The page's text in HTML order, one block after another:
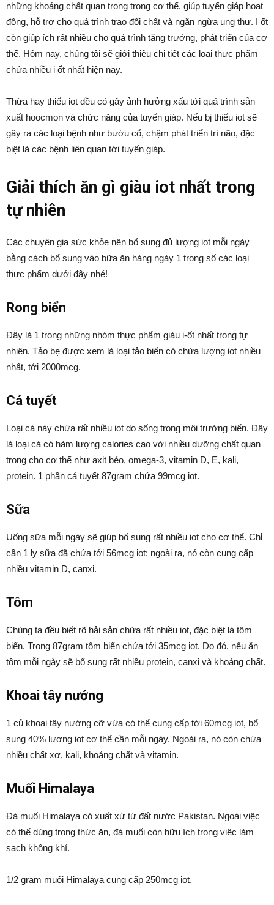
những khoáng chất quan trọng trong cơ thể, giúp tuyến giáp hoạt
động, hỗ trợ cho quá trình trao đổi chất và ngăn ngừa ung thư. I ốt
còn giúp ích rất nhiều cho quá trình tăng trưởng, phát triển của cơ
thể. Hôm nay, chúng tôi sẽ giới thiệu chi tiết các loại thực phẩm
chứa nhiều i ốt nhất hiện nay.
Thừa hay thiếu iot đều có gây ảnh hưởng xấu tới quá trình sản
xuất hoocmon và chức năng của tuyến giáp. Nếu bị thiếu iot sẽ
gây ra các loại bệnh như bướu cổ, chậm phát triển trí não, đặc
biệt là các bệnh liên quan tới tuyến giáp.
Giải thích ăn gì giàu iot nhất trong
tự nhiên
Các chuyên gia sức khỏe nên bổ sung đủ lượng iot mỗi ngày
bằng cách bổ sung vào bữa ăn hàng ngày 1 trong số các loại
thực phẩm dưới đây nhé!
Rong biển
Đây là 1 trong những nhóm thực phẩm giàu i-ốt nhất trong tự
nhiên. Tảo bẹ được xem là loại tảo biển có chứa lượng iot nhiều
nhất, tới 2000mcg.
Cá tuyết
Loại cá này chứa rất nhiều iot do sống trong môi trường biển. Đây
là loại cá có hàm lượng calories cao với nhiều dưỡng chất quan
trọng cho cơ thể như axit béo, omega-3, vitamin D, E, kali,
protein. 1 phần cá tuyết 87gram chứa 99mcg iot.
Sữa
Uống sữa mỗi ngày sẽ giúp bổ sung rất nhiều iot cho cơ thể. Chỉ
cần 1 ly sữa đã chứa tới 56mcg iot; ngoài ra, nó còn cung cấp
nhiều vitamin D, canxi.
Tôm
Chúng ta đều biết rõ hải sản chứa rất nhiều iot, đặc biệt là tôm
biển. Trong 87gram tôm biển chứa tới 35mcg iot. Do đó, nếu ăn
tôm mỗi ngày sẽ bổ sung rất nhiều protein, canxi và khoáng chất.
Khoai tây nướng
1 củ khoai tây nướng cỡ vừa có thể cung cấp tới 60mcg iot, bổ
sung 40% lượng iot cơ thể cần mỗi ngày. Ngoài ra, nó còn chứa
nhiều chất xơ, kali, khoáng chất và vitamin.
Muối Himalaya
Đá muối Himalaya có xuất xứ từ đất nước Pakistan. Ngoài việc
có thể dùng trong thức ăn, đá muối còn hữu ích trong việc làm
sạch không khí.
1/2 gram muối Himalaya cung cấp 250mcg iot.